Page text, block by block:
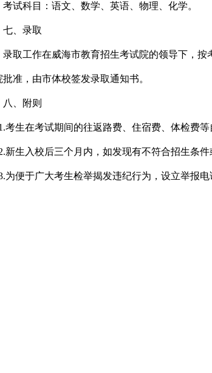
考试科目：语文、数学、英语、物理、化学。
七、录取
录取工作在威海市教育招生考试院的领导下，
批准，由市体校签发录取通知书。
八、附则
生在考试期间的往返路费、住宿费、体检费等
生入校后三个月内，如发现有不符合招生条件
便于广大考生检举揭发违纪行为，设立举报电